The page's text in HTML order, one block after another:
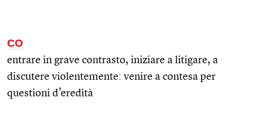
CO
entrare in grave contrasto, iniziare a litigare, a
discutere violentemente: venire a contesa per
questioni d’eredità